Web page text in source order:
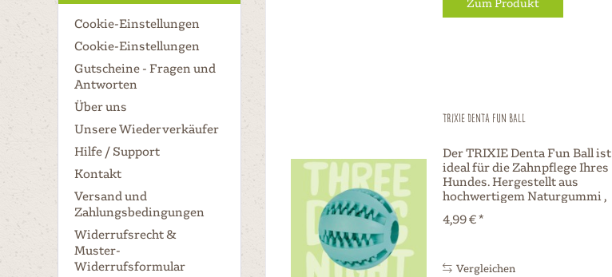
Cookie-Einstellungen
Cookie-Einstellungen
Gutscheine - Fragen und
Antworten
Über uns
Unsere Wiederverkäufer
Hilfe / Support
Kontakt
Versand und
Zahlungsbedingungen
Widerrufsrecht &
Muster-
Widerrufsformular
TRIXIE Denta Fun Ball
Der TRIXIE Denta Fun Ball ist
ideal für die Zahnpflege Ihres
Hundes. Hergestellt aus
hochwertigem Naturgummi ,
bietet der Ball stundenlangen
Spielspaß und fördert die
ist er für...
4,99 € *
Vergleichen